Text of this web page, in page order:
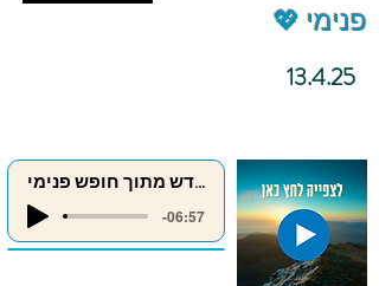
פנימי 💖
13.4.25
לזרוע את עצמי מחדש מתוך חופש פנימי
-06:57